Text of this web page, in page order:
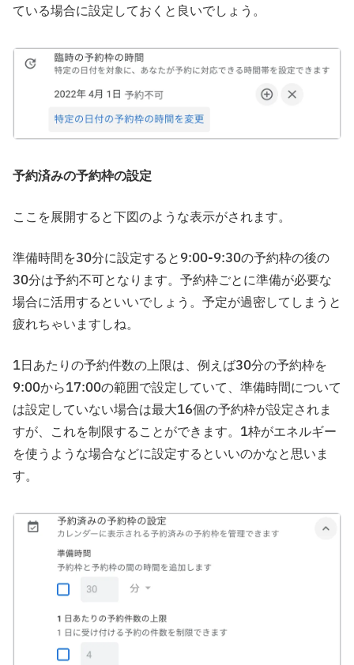
ている場合に設定しておくと良いでしょう。
予約済みの予約枠の設定
ここを展開すると下図のような表示がされます。
準備時間を30分に設定すると9:00-9:30の予約枠の後の
30分は予約不可となります。予約枠ごとに準備が必要な
場合に活用するといいでしょう。予定が過密してしまうと
疲れちゃいますしね。
1日あたりの予約件数の上限は、例えば30分の予約枠を
9:00から17:00の範囲で設定していて、準備時間について
は設定していない場合は最大16個の予約枠が設定されま
すが、これを制限することができます。1枠がエネルギー
を使うような場合などに設定するといいのかなと思いま
す。